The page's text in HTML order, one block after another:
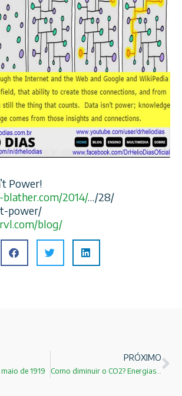
Power!
2014/…/28/
power/
blog/
de 1919
PRÓXIMO
Como diminuir o CO2? Energias Renováveis!